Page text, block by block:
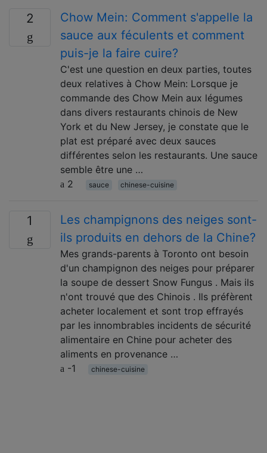
2
Chow Mein: Comment s'appelle la
sauce aux féculents et comment
puis-je la faire cuire?
C'est une question en deux parties, toutes
deux relatives à Chow Mein: Lorsque je
commande des Chow Mein aux légumes
dans divers restaurants chinois de New
York et du New Jersey, je constate que le
plat est préparé avec deux sauces
différentes selon les restaurants. Une sauce
semble être une …
2
sauce chinese-cuisine
1
Les champignons des neiges sont-
ils produits en dehors de la Chine?
Mes grands-parents à Toronto ont besoin
d'un champignon des neiges pour préparer
la soupe de dessert Snow Fungus . Mais ils
n'ont trouvé que des Chinois . Ils préfèrent
acheter localement et sont trop effrayés
par les innombrables incidents de sécurité
alimentaire en Chine pour acheter des
aliments en provenance …
-1
chinese-cuisine